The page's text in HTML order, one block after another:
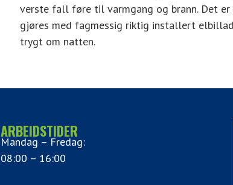
verste fall føre til varmgang og brann. Det
gjøres med fagmessig riktig installert
trygt om natten.
ARBEIDSTIDER
Mandag – Fredag:
08:00 – 16:00